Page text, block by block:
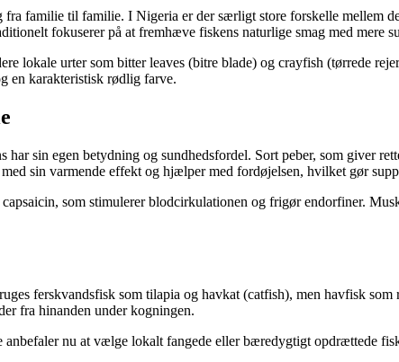
familie til familie. I Nigeria er der særligt store forskelle mellem
fokuserer på at fremhæve fiskens naturlige smag med mere
lokale urter som bitter leaves (bitre blade) og crayfish (tørrede
en karakteristisk rødlig farve.
sin egen betydning og sundhedsfordel. Sort peber, som giver
sin varmende effekt og hjælper med fordøjelsen, hvilket gør
som stimulerer blodcirkulationen og frigør endorfiner.
ferskvandsfisk som tilapia og havkat (catfish), men havfisk som
fra hinanden under kogningen.
nu at vælge lokalt fangede eller bæredygtigt opdrættede